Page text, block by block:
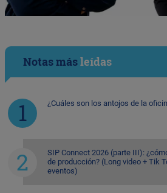
Notas másleídas
¿Cuáles son los antojos de la
SIP Connect 2026 (parte III):
de producción? (Long video + Tik
eventos)